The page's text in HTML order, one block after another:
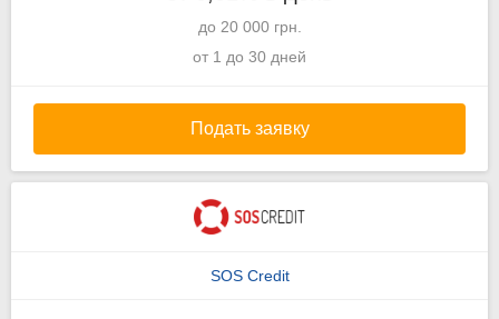
до 20 000 грн.
от 1 до 30 дней
Подать заявку
SOS Credit